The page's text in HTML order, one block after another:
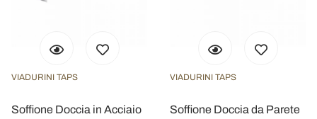
VIADURINI TAPS
Soffione Doccia in Acciaio
VIADURINI TAPS
Soffione Doccia da Parete